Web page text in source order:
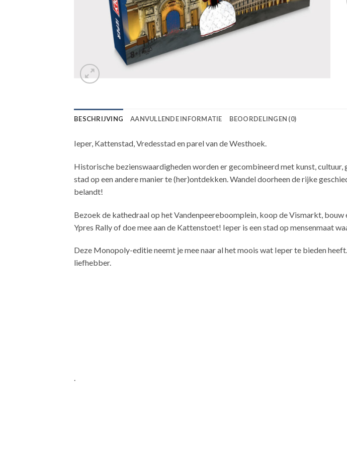
BESCHRIJVING AANVULLENDE INFORMATIE BEOORDELINGEN (0)
Ieper, Kattenstad, Vredesstad en parel van de Westhoek.
Historische bezienswaardigheden worden er gecombineerd met kunst,
stad op een andere manier te (her)ontdekken. Wandel doorheen de rijke
belandt!
Bezoek de kathedraal op het Vandenpeereboomplein, koop de Vismarkt,
Ypres Rally of doe mee aan de Kattenstoet! Ieper is een stad op mensenmaat
Deze Monopoly-editie neemt je mee naar al het moois wat Ieper te bieden
liefhebber.
.